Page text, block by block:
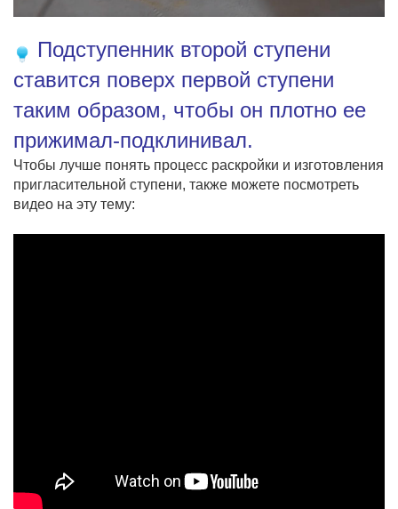
Подступенник второй ступени
ставится поверх первой ступени
таким образом, чтобы он плотно ее
прижимал-подклинивал.
Чтобы лучше понять процесс раскройки и изготовления
пригласительной ступени, также можете посмотреть
видео на эту тему: